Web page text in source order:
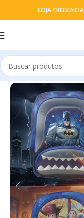
LOJA
Início Mochila